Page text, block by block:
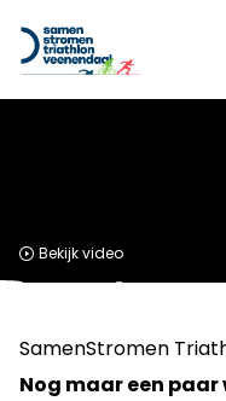
Bekijk video
SamenStromen
Nog maar een paar